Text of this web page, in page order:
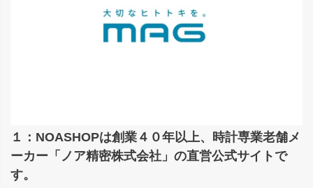
１：NOASHOPは創業４０年以上、時計専業老舗メ
ーカー「ノア精密株式会社」の直営公式サイトで
す。